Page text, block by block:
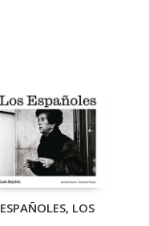
ESPAÑOLES, LOS